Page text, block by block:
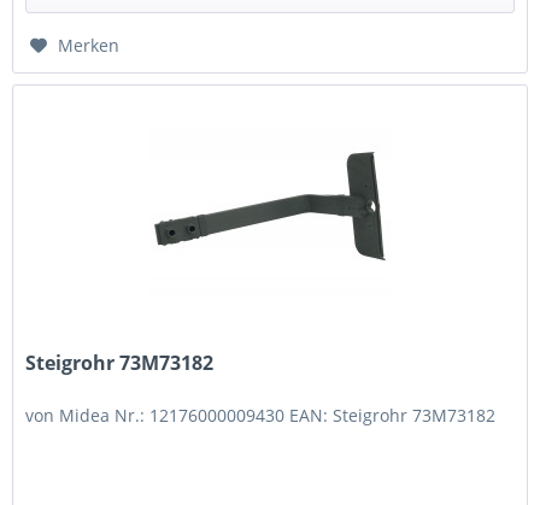
Merken
Steigrohr 73M73182
von Midea Nr.: 12176000009430 EAN: Steigrohr 73M73182